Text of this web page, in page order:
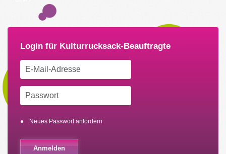
Neues Passwort anfordern